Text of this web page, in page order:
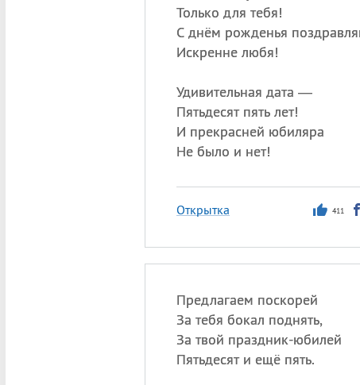
Только для тебя!
С днём рожденья
Искренне любя!
Удивительная дата —
Пятьдесят пять лет!
И прекрасней юбиляра
Не было и нет!
Открытка 411
Предлагаем поскорей
За тебя бокал поднять,
За твой праздник-юбилей
Пятьдесят и ещё пять.